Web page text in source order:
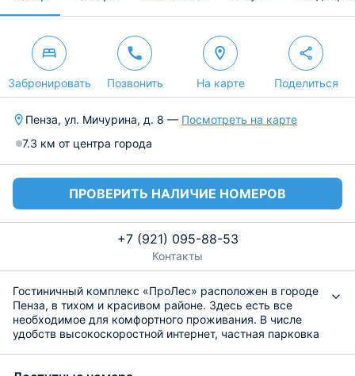
Забронировать Позвонить На карте Поделиться
Пенза, ул. Мичурина, д. 8 — Посмотреть на карте
7.3 км от центра города
ПРОВЕРИТЬ НАЛИЧИЕ НОМЕРОВ
+7 (921) 095-88-53
Контакты
Гостиничный комплекс «ПроЛес» расположен в городе
Пенза, в тихом и красивом районе. Здесь есть все
необходимое для комфортного проживания. В числе
удобств высокоскоростной интернет, частная парковка